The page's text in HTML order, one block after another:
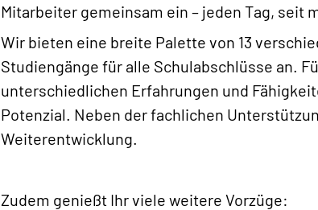
Mitarbeiter gemeinsam ein – jeden Tag, seit
Wir bieten eine breite Palette von 13
Studiengänge für alle Schulabschlüsse an.
unterschiedlichen Erfahrungen und
Potenzial. Neben der fachlichen
Weiterentwicklung.
Zudem genießt Ihr viele weitere Vorzüge: